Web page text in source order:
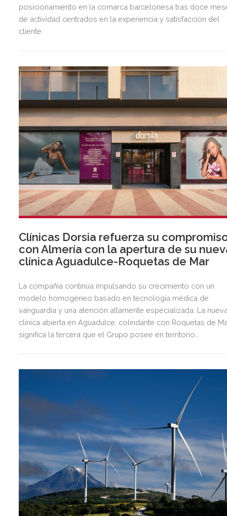
posicionamiento en la comarca barcelonesa tras doce
de actividad centrados en la experiencia y satisfacción del
cliente.
Clínicas Dorsia refuerza su
con Almería con la apertura de su
clínica Aguadulce-Roquetas de Mar
La compañía continúa impulsando su crecimiento con un
modelo homogéneo basado en tecnología médica de
vanguardia y una atención altamente especializada. La
clínica abierta en Aguadulce, colindante con Roquetas de
significa la tercera que el Grupo posee en territorio